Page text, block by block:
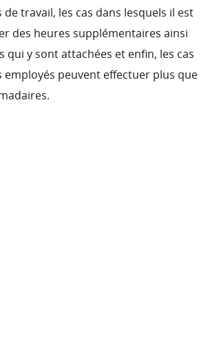
travail, les cas dans lesquels il est
des heures supplémentaires ainsi
qui y sont attachées et enfin, les cas
employés peuvent effectuer plus que